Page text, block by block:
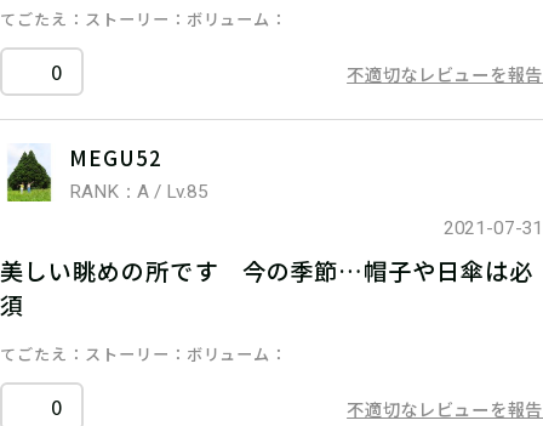
てごたえ ストーリー ボリューム
0 不適切なレビューを報告
MEGU52
RANK：A / Lv.85
2021-07-31
美しい眺めの所です 今の季節…帽子や日傘は必
須
てごたえ ストーリー ボリューム
0 不適切なレビューを報告